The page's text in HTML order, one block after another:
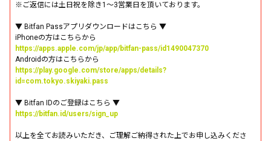
※ご返信には土日祝を除き1〜3営業日を頂いております。
▼ Bitfan Passアプリダウンロードはこちら ▼
iPhoneの方はこちらから
https://apps.apple.com/jp/app/bitfan-pass/id1490047370
Androidの方はこちらから
https://play.google.com/store/apps/details?
id=com.tokyo.skiyaki.pass
▼ Bitfan IDのご登録はこちら ▼
https://bitfan.id/users/sign_up
以上を全てお読みいただき、ご理解ご納得された上でお申し込みくださ